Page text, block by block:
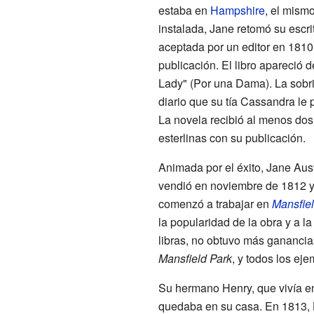
estaba en Hampshire, el
instalada, Jane retomó su
aceptada por un editor en
publicación. El libro apareció
Lady" (Por una Dama). La
diario que su tía Cassandra le
La novela recibió al menos
esterlinas con su publicación.
Animada por el éxito, Jane
vendió en noviembre de 1812
comenzó a trabajar en
la popularidad de la obra y a
libras, no obtuvo más
Mansfield Park, y todos los
Su hermano Henry, que vivía
quedaba en su casa. En